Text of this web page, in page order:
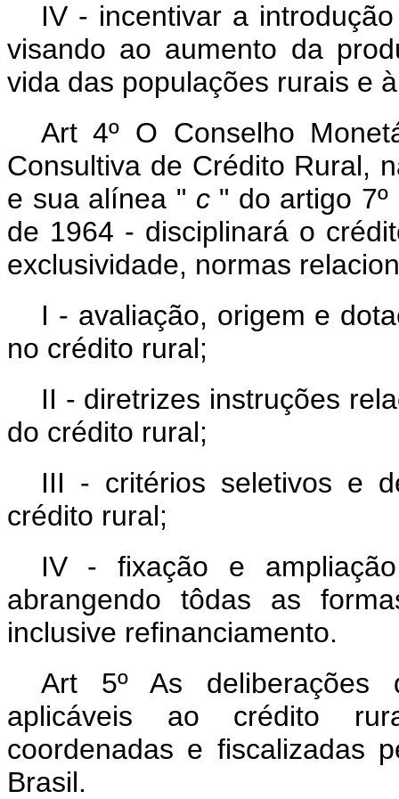
IV - incentivar a
visando ao aumento da
vida das populações rurais e
Art 4º O Conselho
Consultiva de Crédito Rural,
e sua alínea " c " do artigo
de 1964 - disciplinará o
exclusividade, normas
I - avaliação, origem e
no crédito rural;
II - diretrizes instruções
do crédito rural;
III - critérios seletivos e
crédito rural;
IV - fixação e
abrangendo tôdas as
inclusive refinanciamento.
Art 5º As deliberações
aplicáveis ao crédito
coordenadas e fiscalizadas
Brasil.